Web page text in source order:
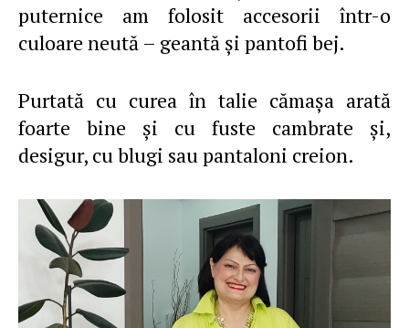
puternice am folosit accesorii într-o
culoare neută – geantă şi pantofi bej.
Purtată cu curea în talie cămaşa arată
foarte bine şi cu fuste cambrate şi,
desigur, cu blugi sau pantaloni creion.